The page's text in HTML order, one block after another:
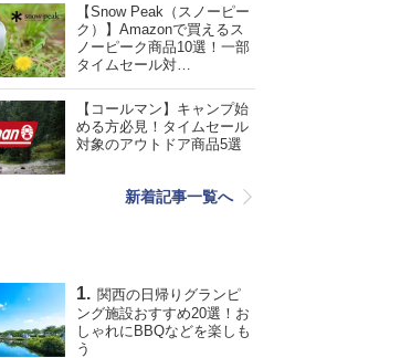
【Snow Peak（スノーピー
ク）】Amazonで買えるス
ノーピーク商品10選！一部
タイムセール対…
【コールマン】キャンプ始
める方必見！タイムセール
対象のアウトドア商品5選
新着記事一覧へ
関西の日帰りグランピ
ング施設おすすめ20選！お
しゃれにBBQなどを楽しも
う